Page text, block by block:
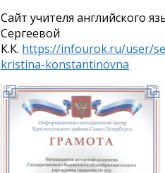
Сайт учителя английского
Сергеевой
К.К. https://infourok.ru/user/
kristina-konstantinovna